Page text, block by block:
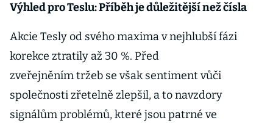
Výhled pro Teslu: Příběh je důležitější než čísla
Akcie Tesly od svého maxima v nejhlubší fázi
korekce ztratily až 30 %. Před
zveřejněním tržeb se však sentiment vůči
společnosti zřetelně zlepšil, a to navzdory
signálům problémů, které jsou patrné ve